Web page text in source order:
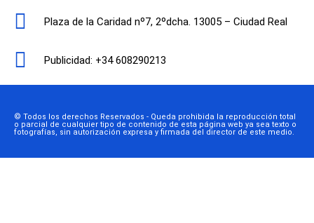
Plaza de la Caridad nº7, 2ºdcha. 13005 – Ciudad Real
Publicidad: +34 608290213
© Todos los derechos Reservados - Queda prohibida la reproducción total
o parcial de cualquier tipo de contenido de esta página web ya sea texto o
fotografías, sin autorización expresa y firmada del director de este medio.